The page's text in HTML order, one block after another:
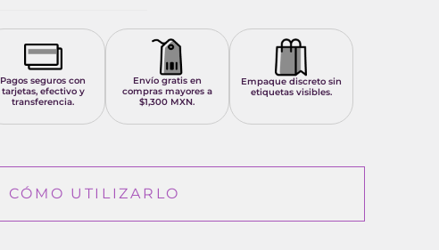
Pagos seguros con
tarjetas, efectivo y
transferencia.
Envío gratis en
compras mayores a
$1,300 MXN.
Empaque discreto sin
etiquetas visibles.
CÓMO UTILIZARLO